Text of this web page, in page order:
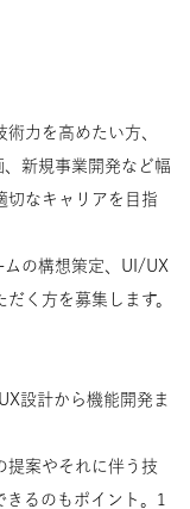
力を高めたい方、
新規事業開発など幅
切なキャリアを目指
ムの構想策定、UI/UX
く方を募集します。
設計から機能開発ま
提案やそれに伴う技
るのもポイント。1